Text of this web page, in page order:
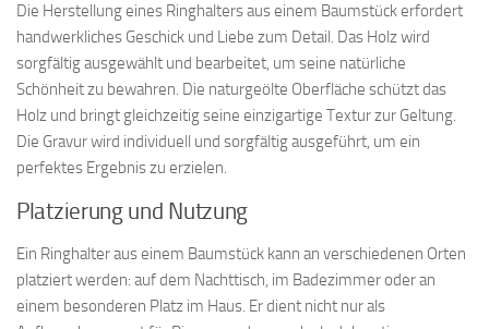
Die Herstellung eines Ringhalters aus einem Baumstück erfordert
handwerkliches Geschick und Liebe zum Detail. Das Holz wird
sorgfältig ausgewählt und bearbeitet, um seine natürliche
Schönheit zu bewahren. Die naturgeölte Oberfläche schützt das
Holz und bringt gleichzeitig seine einzigartige Textur zur Geltung.
Die Gravur wird individuell und sorgfältig ausgeführt, um ein
perfektes Ergebnis zu erzielen.
Platzierung und Nutzung
Ein Ringhalter aus einem Baumstück kann an verschiedenen Orten
platziert werden: auf dem Nachttisch, im Badezimmer oder an
einem besonderen Platz im Haus. Er dient nicht nur als